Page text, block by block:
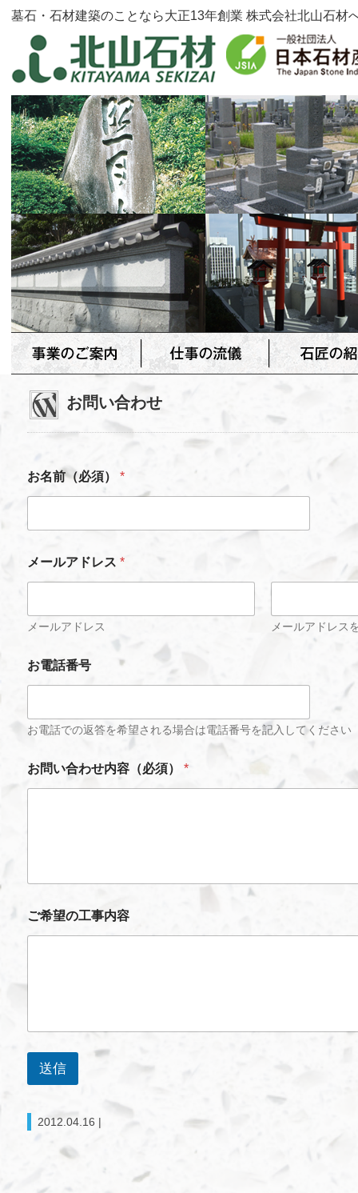
墓石・石材建築のことなら大正13年創業 株式会社北山石材
お問い合わせ
お名前（必須） *
電
話
ご
望
の
工
内
容
名
前
（
メールアドレス *
メールアドレス メールアドレス
お電話番号
お電話での返答を希望される場合は電話番号を記入してください
お問い合わせ内容（必須） *
ご希望の工事内容
送信
2012.04.16 |